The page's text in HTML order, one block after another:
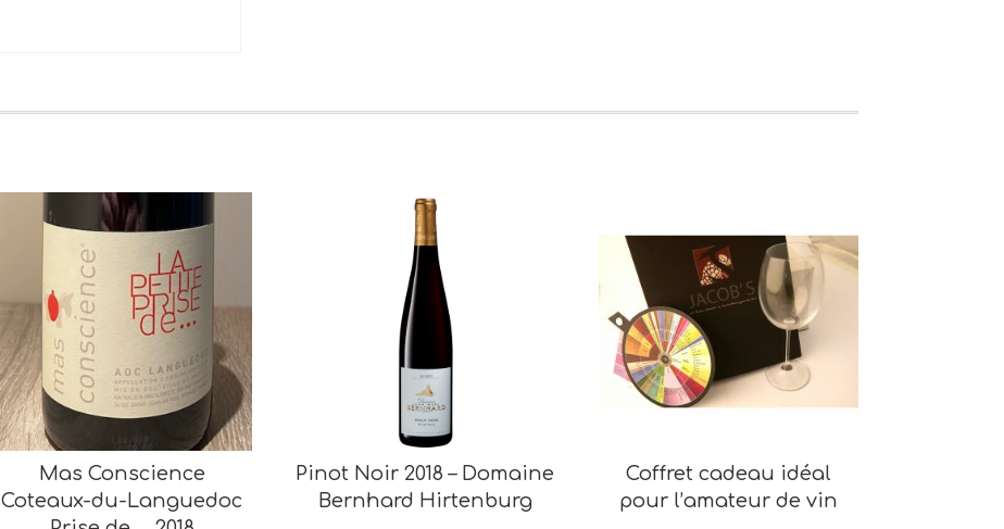
Mas Conscience
Coteaux-du-Languedoc
Pinot Noir 2018 – Domaine
Bernhard Hirtenburg
Coffret cadeau idéal
pour l’amateur de vin